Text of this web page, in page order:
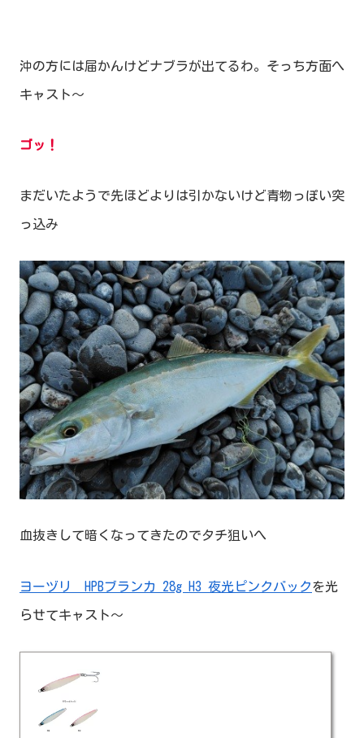
沖の方には届かんけどナブラが出てるわ。そっち方面へ
キャスト～
ゴッ！
まだいたようで先ほどよりは引かないけど青物っぽい突
っ込み
血抜きして暗くなってきたのでタチ狙いへ
ヨーヅリ HPBブランカ 28g H3 夜光ピンクバックを光
らせてキャスト～